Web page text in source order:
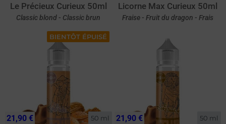
Le Précieux Curieux 50ml
Classic blond - Classic brun
Licorne Max Curieux 50ml
Fraise - Fruit du dragon - Frais
BIENTÔT ÉPUISÉ
50 ml
21,90 € 50 ml
21,90 €